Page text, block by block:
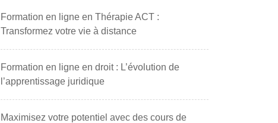
Formation en ligne en Thérapie ACT :
Transformez votre vie à distance
Formation en ligne en droit : L’évolution de
l’apprentissage juridique
Maximisez votre potentiel avec des cours de